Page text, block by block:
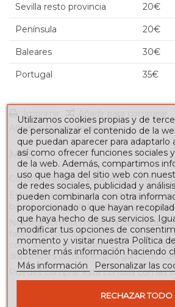
Sevilla resto provincia 20€
Península 20€
Baleares 30€
Portugal 35€
Imprimir
Añadir para comparar
Añadir a la lista de deseos
MÁS
Consola moderna para recibidor de
Esta pieza pertenece a este tipo de
básicos imprescindibles para las
Nuestra consola moderna para
fabricada con una estructura de metal
con cajones en madera DM. Ambas
disponibles en una amplia gama de
Puedes comprar esta consola con las
Utilizamos cookies propias y de
de personalizar el contenido de la
que puedan aparecer para adaptarlo
así como ofrecer funciones sociales
de la web. Además, compartimos
uso que haga del sitio web con
de redes sociales, publicidad y
pueden combinarla con otra
proporcionado o que hayan
que haya hecho de sus servicios.
modificar tus opciones de
momento y visitar nuestra Política
obtener más información haciendo
Más información
Personalizar las
RECHAZAR TODO